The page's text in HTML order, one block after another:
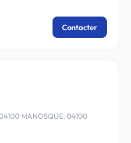
Contacter
MANOSQUE, 04100